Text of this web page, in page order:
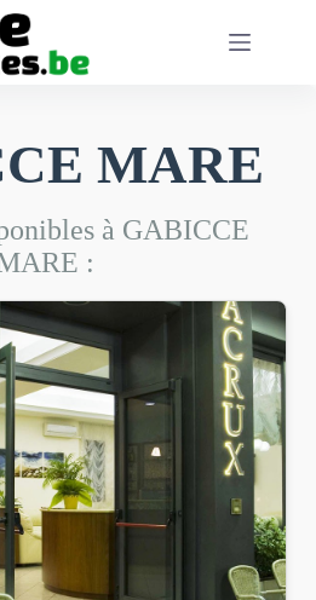
MARE
à GABICCE
: